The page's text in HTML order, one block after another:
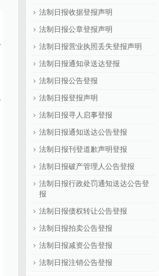
法制日报收据登报声明
法制日报公章登报声明
法制日报营业执照丢失登报声明
法制日报通知录送达登报
法制日报公告登报
法制日报登报声明
法制日报寻人启事登报
法制日报通知送达公告登报
法制日报刊登道歉声明登报
法制日报破产管理人公告登报
法制日报行政处罚通知送达公告登
报
法制日报债权转让公告登报
法制日报拍卖公告登报
法制日报减资公告登报
法制日报注销公告登报